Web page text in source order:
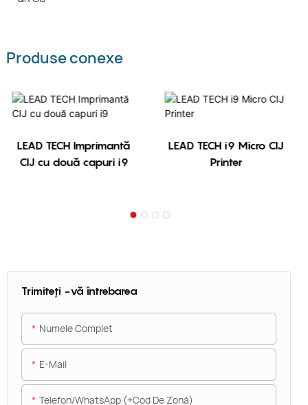
Produse conexe
LEAD TECH Imprimantă
CIJ cu două capuri i9
LEAD TECH i9 Micro CIJ
Printer
Trimiteți -vă întrebarea
Numele Complet
E-Mail
Telefon/WhatsApp (+Cod De Zonă)